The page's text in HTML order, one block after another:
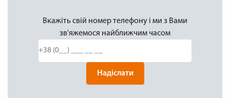
Вкажіть свій номер телефону і ми з Вами
зв'яжемося найближчим часом
Надіслати